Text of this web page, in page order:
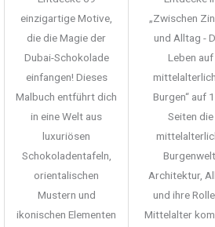
einzigartige Motive,
die die Magie der
Dubai-Schokolade
einfangen! Dieses
Malbuch entführt dich
in eine Welt aus
luxuriösen
Schokoladentafeln,
orientalischen
Mustern und
ikonischen Elementen
„Zwischen
und Alltag -
Leben auf
Burgen“ auf
Seiten die
Architektur,
und ihre
Mittelalter